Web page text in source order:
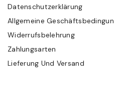
Datenschutzerklärung
Allgemeine
Widerrufsbelehrung
Zahlungsarten
Lieferung Und Versand